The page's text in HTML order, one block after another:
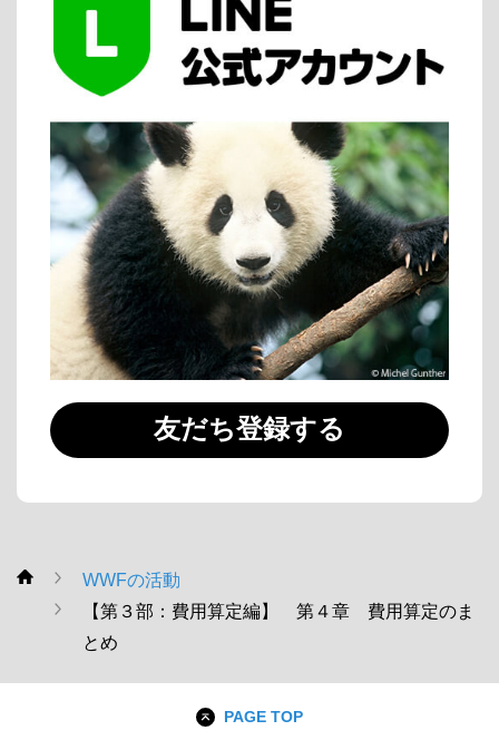
友だち登録する
WWF
WWFの活動
【第３部：費用算定編】 第４章 費用算定のま
とめ
PAGE TOP